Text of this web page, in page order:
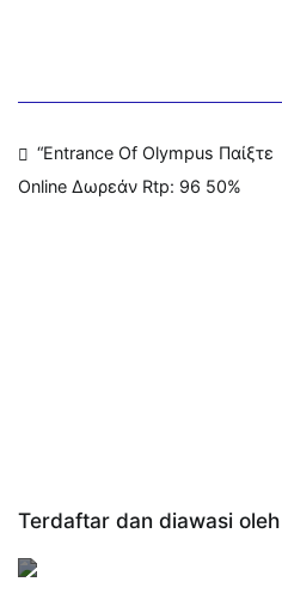
Navigasi
“Entrance Of Olympus Παίξτε
Online Δωρεάν Rtp: 96 50%
Terdaftar dan diawasi oleh